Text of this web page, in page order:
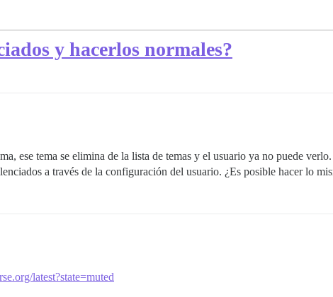
y hacerlos normales?
ese tema se elimina de la lista de temas y el usuario ya no puede
a través de la configuración del usuario. ¿Es posible hacer lo
latest?state=muted